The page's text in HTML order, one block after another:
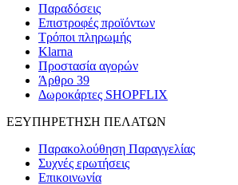
Παραδόσεις
Επιστροφές προϊόντων
Τρόποι πληρωμής
Klarna
Προστασία αγορών
Άρθρο 39
Δωροκάρτες SHOPFLIX
ΕΞΥΠΗΡΕΤΗΣΗ ΠΕΛΑΤΩΝ
Παρακολούθηση Παραγγελίας
Συχνές ερωτήσεις
Επικοινωνία